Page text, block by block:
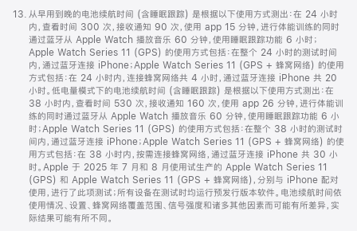
脚
13.
从早用到晚的电池续航时间 (含睡眠跟踪) 是根据以下使用方式测出：在 24 小时
内，查看时间 300 次，接收通知 90 次，使用 app 15 分钟，进行体能训练的同时
通过蓝牙从 Apple Watch 播放音乐 60 分钟，使用睡眠跟踪功能 6 小时；
Apple Watch Series 11 (GPS) 的使用方式包括：在整个 24 小时的测试时间
内，通过蓝牙连接 iPhone；Apple Watch Series 11 (GPS + 蜂窝网络) 的使用
方式包括：在 24 小时内，连接蜂窝网络共 4 小时，通过蓝牙连接 iPhone 共 20
小时。低电量模式下的电池续航时间 (含睡眠跟踪) 是根据以下使用方式测出：在
38 小时内，查看时间 530 次，接收通知 160 次，使用 app 26 分钟，进行体能训
练的同时通过蓝牙从 Apple Watch 播放音乐 60 分钟，使用睡眠跟踪功能 6 小
时；Apple Watch Series 11 (GPS) 的使用方式包括：在整个 38 小时的测试时
间内，通过蓝牙连接 iPhone；Apple Watch Series 11 (GPS + 蜂窝网络) 的使
用方式包括：在 38 小时内，按需连接蜂窝网络，通过蓝牙连接 iPhone 共 30 小
时。Apple 于 2025 年 7 月和 8 月使用试生产的 Apple Watch Series 11
(GPS) 和 Apple Watch Series 11 (GPS + 蜂窝网络)，分别与 iPhone 配对
使用，进行了此项测试；所有设备在测试时均运行预发行版本软件。电池续航时间依
使用情况、设置、蜂窝网络覆盖范围、信号强度和诸多其他因素而可能有所差异，实
际结果可能有所不同。